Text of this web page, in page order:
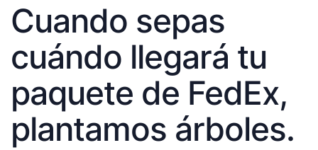
Cuando sepas
cuándo llegará tu
paquete de FedEx,
plantamos árboles.